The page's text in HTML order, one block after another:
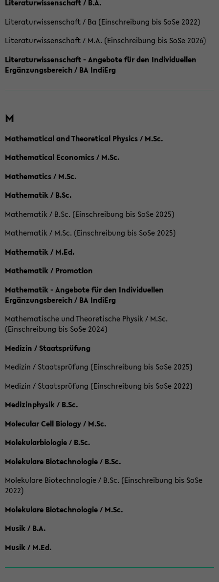
Literaturwissenschaft / B.A.
Literaturwissenschaft / Ba (Einschreibung bis SoSe 2022)
Literaturwissenschaft / M.A. (Einschreibung bis SoSe 2026)
Literaturwissenschaft - Angebote für den Individuellen
Ergänzungsbereich / BA IndiErg
M
Mathematical and Theoretical Physics / M.Sc.
Mathematical Economics / M.Sc.
Mathematics / M.Sc.
Mathematik / B.Sc.
Mathematik / B.Sc. (Einschreibung bis SoSe 2025)
Mathematik / M.Sc. (Einschreibung bis SoSe 2025)
Mathematik / M.Ed.
Mathematik / Promotion
Mathematik - Angebote für den Individuellen
Ergänzungsbereich / BA IndiErg
Mathematische und Theoretische Physik / M.Sc.
(Einschreibung bis SoSe 2024)
Medizin / Staatsprüfung
Medizin / Staatsprüfung (Einschreibung bis SoSe 2025)
Medizin / Staatsprüfung (Einschreibung bis SoSe 2022)
Medizinphysik / B.Sc.
Molecular Cell Biology / M.Sc.
Molekularbiologie / B.Sc.
Molekulare Biotechnologie / B.Sc.
Molekulare Biotechnologie / B.Sc. (Einschreibung bis SoSe
2022)
Molekulare Biotechnologie / M.Sc.
Musik / B.A.
Musik / M.Ed.